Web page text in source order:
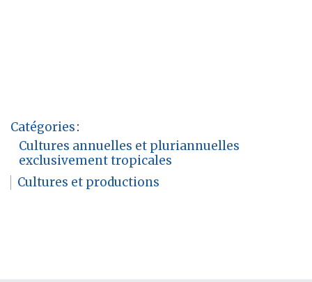
Catégories:
Cultures annuelles et pluriannuelles
exclusivement tropicales
Cultures et productions